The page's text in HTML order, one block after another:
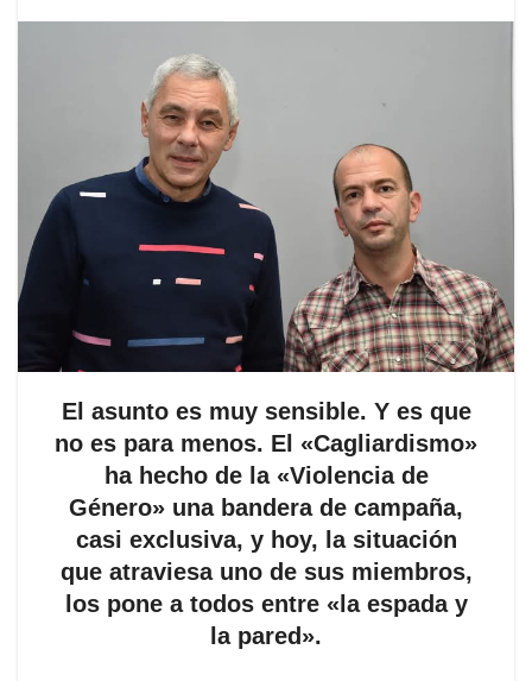
El asunto es muy sensible. Y es que
no es para menos. El «Cagliardismo»
ha hecho de la «Violencia de
Género» una bandera de campaña,
casi exclusiva, y hoy, la situación
que atraviesa uno de sus miembros,
los pone a todos entre «la espada y
la pared».